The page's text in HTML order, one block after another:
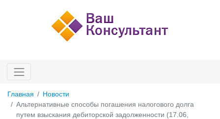
Главная
Новости
Альтернативные способы погашения налогового долга
путем взыскания дебиторской задолженности (17.06,